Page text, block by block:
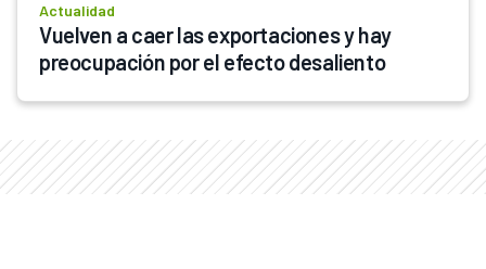
Actualidad
Vuelven a caer las exportaciones y hay
preocupación por el efecto desaliento